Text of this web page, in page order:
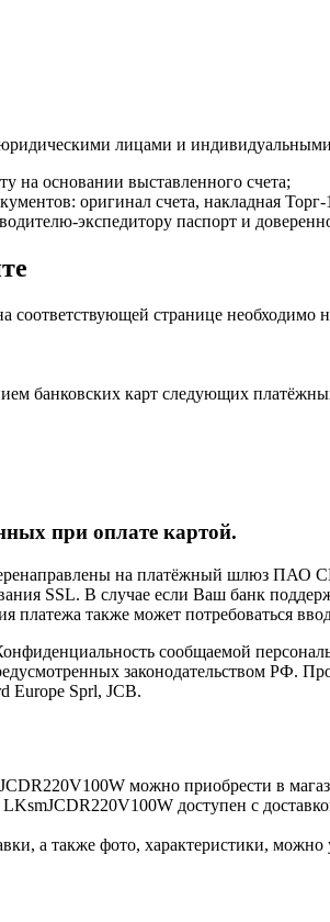
лицами и
на основании выставленного счета;
оригинал счета, накладная
экспедитору паспорт и
странице необходимо
банковских карт следующих
при оплате картой.
на платёжный шлюз
SSL. В случае если Ваш банк
платежа также может потребоваться
сообщаемой
законодательством РФ.
Europe Sprl, JCB.
можно приобрести в
доступен с
а также фото, характеристики,